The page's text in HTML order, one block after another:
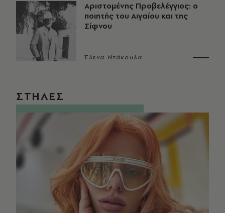
Αριστομένης Προβελέγγιος: ο
ποιητής του Αιγαίου και της
Σίφνου
Έλενα Ντάκουλα
ΣΤΗΛΕΣ